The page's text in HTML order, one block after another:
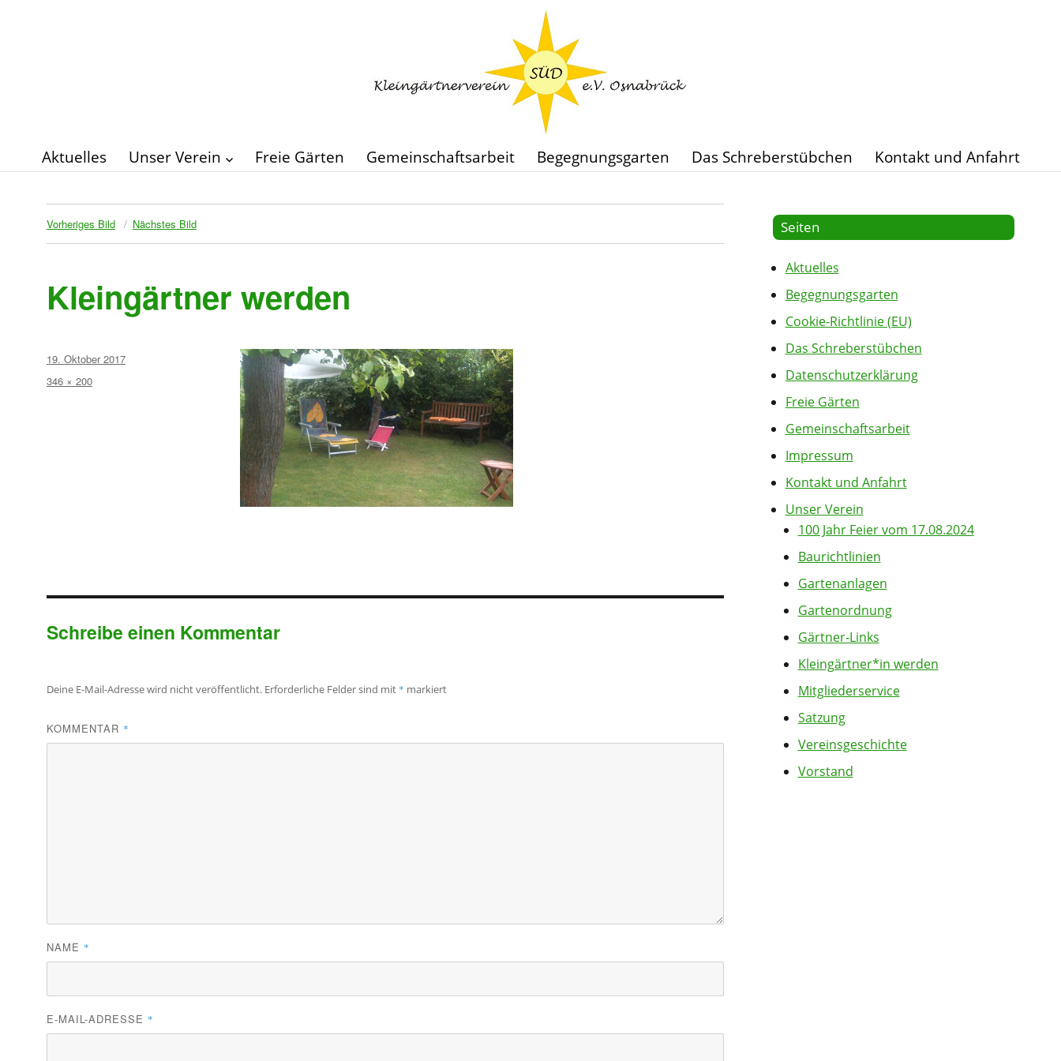
Aktuelles Unser Verein Freie Gärten Gemeinschaftsarbeit Begegnungsgarten Das Schreberstübchen Kontakt und Anfahrt
Vorheriges Bild Nächstes Bild
Kleingärtner werden
Veröffentlicht
am
19. Oktober 2017
Volle
346 × 200
Schreibe einen Kommentar
Deine E-Mail-Adresse wird nicht veröffentlicht. Erforderliche Felder sind mit * markiert
KOMMENTAR *
NAME *
E-MAIL-ADRESSE *
Seiten
Aktuelles
Begegnungsgarten
Cookie-Richtlinie (EU)
Das Schreberstübchen
Datenschutzerklärung
Freie Gärten
Gemeinschaftsarbeit
Impressum
Kontakt und Anfahrt
Unser Verein
100 Jahr Feier vom 17.08.2024
Baurichtlinien
Gartenanlagen
Gartenordnung
Gärtner-Links
Kleingärtner*in werden
Mitgliederservice
Satzung
Vereinsgeschichte
Vorstand